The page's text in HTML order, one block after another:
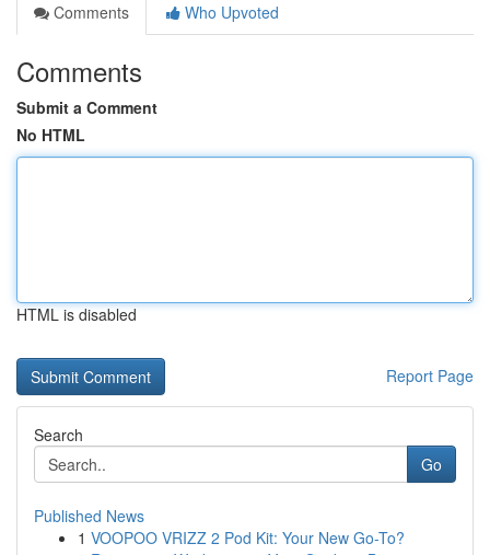
Comments
Who Upvoted
Comments
Submit a Comment
No HTML
HTML is disabled
Report Page
Search
Go
Published News
1 VOOPOO VRIZZ 2 Pod Kit: Your New Go-To?